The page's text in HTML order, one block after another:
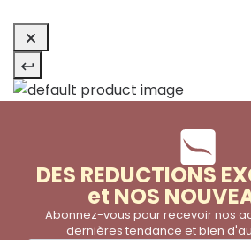
DES REDUCTIONS
et NOS
Abonnez-vous pour recevoir nos
dernières tendance et bien